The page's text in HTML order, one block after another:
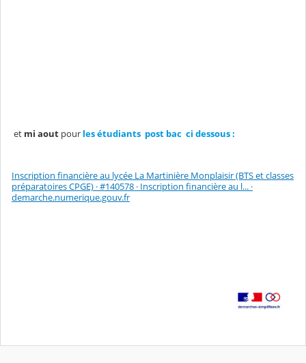
et mi aout pour les étudiants post bac ci dessous :
Inscription financière au lycée La Martinière Monplaisir (BTS et classes
préparatoires CPGE) · #140578 · Inscription financière au l... ·
demarche.numerique.gouv.fr